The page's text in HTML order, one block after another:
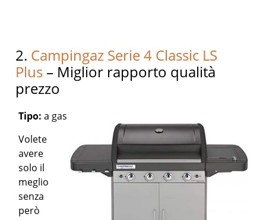
2. Campingaz Serie 4 Classic LS
Plus – Miglior rapporto qualità
prezzo
Tipo:a gas
Volete
avere
solo il
meglio
senza
però